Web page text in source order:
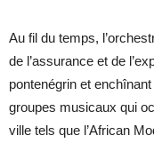
Au fil du temps,
de l’assurance et de
pontenégrin et
groupes musicaux qui
ville tels que l’African